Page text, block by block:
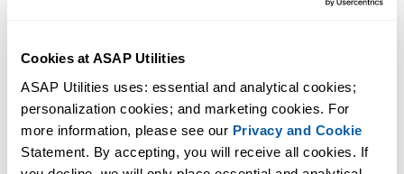
Cookies at ASAP Utilities
ASAP Utilities uses: essential and analytical cookies;
personalization cookies; and marketing cookies. For
more information, please see our Privacy and Cookie
Statement. By accepting, you will receive all cookies. If